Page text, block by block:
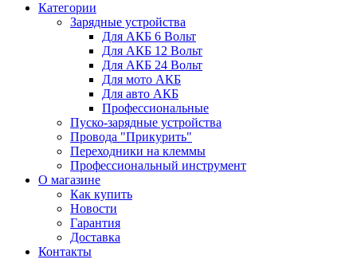
Категории
Зарядные устройства
Для АКБ 6 Вольт
Для АКБ 12 Вольт
Для АКБ 24 Вольт
Для мото АКБ
Для авто АКБ
Профессиональные
Пуско-зарядные устройства
Провода "Прикурить"
Переходники на клеммы
Профессиональный инструмент
О магазине
Как купить
Новости
Гарантия
Доставка
Контакты